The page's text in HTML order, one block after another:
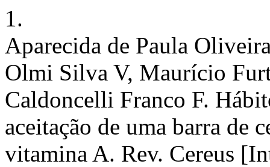
1.
Aparecida de Paula
Olmi Silva V, Maurício
Caldoncelli Franco F.
aceitação de uma barra de
vitamina A. Rev. Cereus